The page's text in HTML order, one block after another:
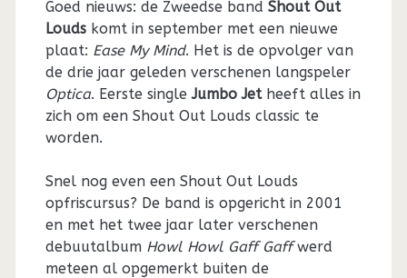
Goed nieuws: de Zweedse band Shout Out
Loudskomt in september met een nieuwe
plaat: Ease My Mind. Het is de opvolger van
de drie jaar geleden verschenen langspeler
Optica. Eerste singleJumbo Jetheeft alles in
zich om een Shout Out Louds classic te
worden.
Snel nog even een Shout Out Louds
opfriscursus? De band is opgericht in 2001
en met het twee jaar later verschenen
debuutalbum Howl Howl Gaff Gaffwerd
meteen al opgemerkt buiten de